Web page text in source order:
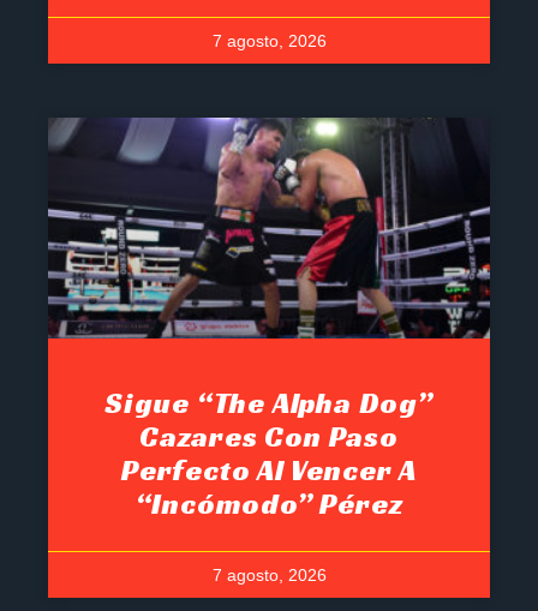
7 agosto, 2026
Sigue “The Alpha Dog”
Cazares Con Paso
Perfecto Al Vencer A
“Incómodo” Pérez
7 agosto, 2026